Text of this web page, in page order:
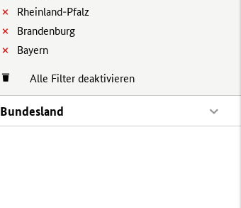
Rheinland-Pfalz
Brandenburg
Bayern
Alle Filter deaktivieren
Bundesland